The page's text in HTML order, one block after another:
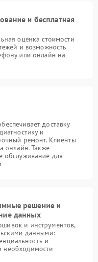
и бесплатная
оценка стоимости
и возможность
или онлайн на
доставку
и
ремонт. Клиенты
онлайн. Также
обслуживание для
решение и
данных
и инструментов,
данными:
и
необходимости